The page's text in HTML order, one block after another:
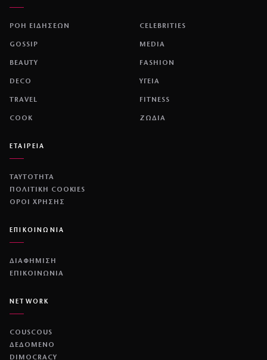
ΡΟΗ ΕΙΔΗΣΕΩΝ CELEBRITIES
GOSSIP MEDIA
BEAUTY FASHION
DECO ΥΓΕΙΑ
TRAVEL FITNESS
COOK ΖΩΔΙΑ
ΕΤΑΙΡΕΙΑ
ΤΑΥΤΟΤΗΤΑ
ΠΟΛΙΤΙΚΉ COOKIES
ΌΡΟΙ ΧΡΉΣΗΣ
ΕΠΙΚΟΙΝΩΝΙΑ
ΔΙΑΦΗΜΙΣΗ
ΕΠΙΚΟΙΝΩΝΙΑ
NETWORK
COUSCOUS
ΔΕΔΟΜΕΝΟ
DIMOCRACY